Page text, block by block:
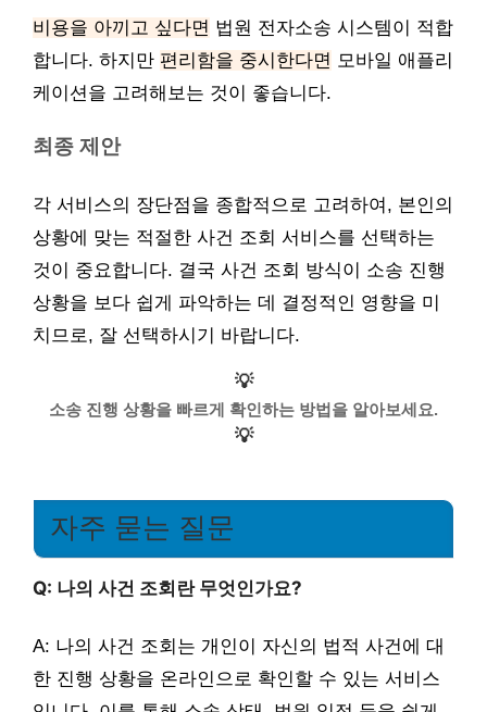
비용을 아끼고 싶다면 법원 전자소송 시스템이 적합
합니다. 하지만 편리함을 중시한다면 모바일 애플리
케이션을 고려해보는 것이 좋습니다.
최종 제안
각 서비스의 장단점을 종합적으로 고려하여, 본인의
상황에 맞는 적절한 사건 조회 서비스를 선택하는
것이 중요합니다. 결국 사건 조회 방식이 소송 진행
상황을 보다 쉽게 파악하는 데 결정적인 영향을 미
치므로, 잘 선택하시기 바랍니다.
💡
소송 진행 상황을 빠르게 확인하는 방법을 알아보세요.
💡
자주 묻는 질문
Q: 나의 사건 조회란 무엇인가요?
A: 나의 사건 조회는 개인이 자신의 법적 사건에 대
한 진행 상황을 온라인으로 확인할 수 있는 서비스